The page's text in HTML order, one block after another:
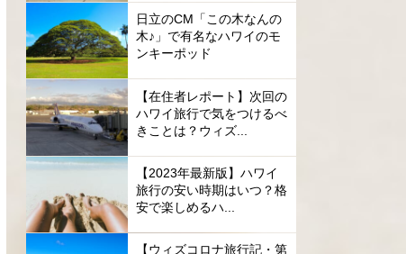
日立のCM「この木なんの
木♪」で有名なハワイのモ
ンキーポッド
【在住者レポート】次回の
ハワイ旅行で気をつけるべ
きことは？ウィズ...
【2023年最新版】ハワイ
旅行の安い時期はいつ？格
安で楽しめるハ...
【ウィズコロナ旅行記・第